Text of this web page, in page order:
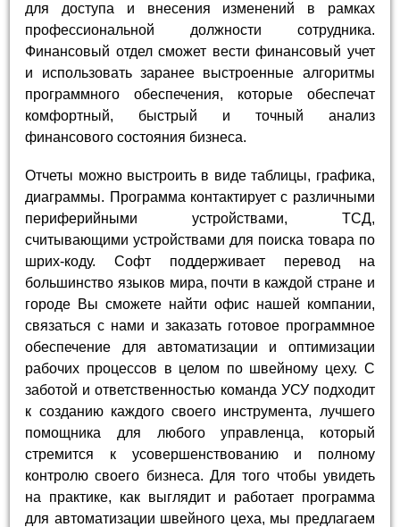
для доступа и внесения изменений в рамках
профессиональной должности сотрудника.
Финансовый отдел сможет вести финансовый учет
и использовать заранее выстроенные алгоритмы
программного обеспечения, которые обеспечат
комфортный, быстрый и точный анализ
финансового состояния бизнеса.
Отчеты можно выстроить в виде таблицы, графика,
диаграммы. Программа контактирует с различными
периферийными устройствами, ТСД,
считывающими устройствами для поиска товара по
шрих-коду. Софт поддерживает перевод на
большинство языков мира, почти в каждой стране и
городе Вы сможете найти офис нашей компании,
связаться с нами и заказать готовое программное
обеспечение для автоматизации и оптимизации
рабочих процессов в целом по швейному цеху. С
заботой и ответственностью команда УСУ подходит
к созданию каждого своего инструмента, лучшего
помощника для любого управленца, который
стремится к усовершенствованию и полному
контролю своего бизнеса. Для того чтобы увидеть
на практике, как выглядит и работает программа
для автоматизации швейного цеха, мы предлагаем